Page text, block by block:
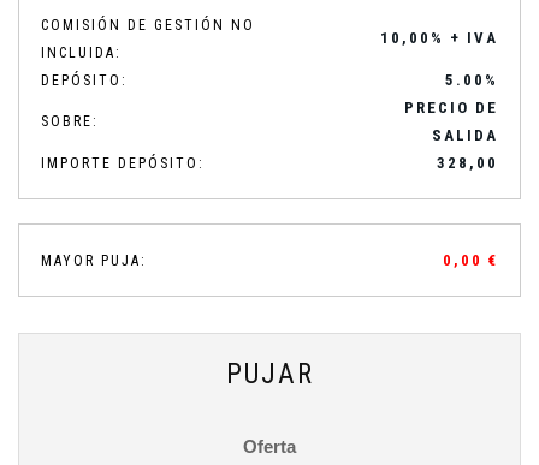
COMISIÓN DE GESTIÓN NO
INCLUIDA:
10,00% + IVA
DEPÓSITO: 5.00%
SOBRE:
PRECIO DE
SALIDA
IMPORTE DEPÓSITO: 328,00
MAYOR PUJA: 0,00 €
PUJAR
Oferta